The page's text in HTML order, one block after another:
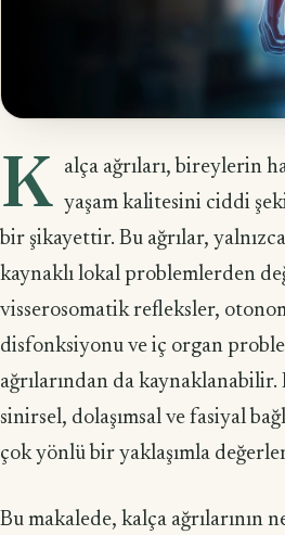
K alça ağrıları, bireylerin
yaşam kalitesini ciddi
bir şikayettir. Bu ağrılar,
kaynaklı lokal problemlerden
visserosomatik refleksler,
disfonksiyonu ve iç organ
ağrılarından da
sinirsel, dolaşımsal ve fasiyal
çok yönlü bir yaklaşımla
Bu makalede, kalça ağrılarının